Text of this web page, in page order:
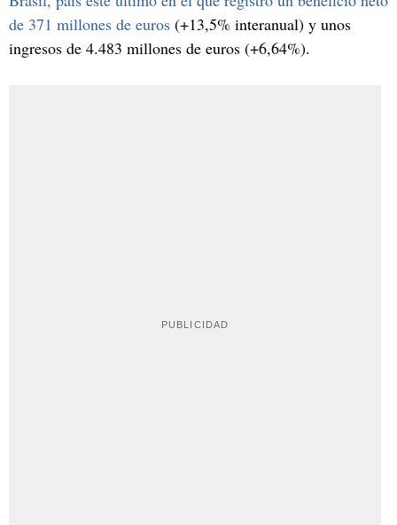
de 371 millones de euros (+13,5% interanual) y unos
ingresos de 4.483 millones de euros (+6,64%).